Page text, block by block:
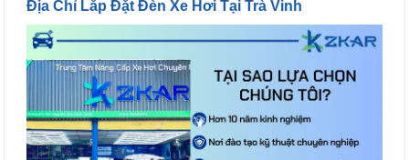
Địa Chỉ Lắp Đặt Đèn Xe Hơi Tại Trà Vinh